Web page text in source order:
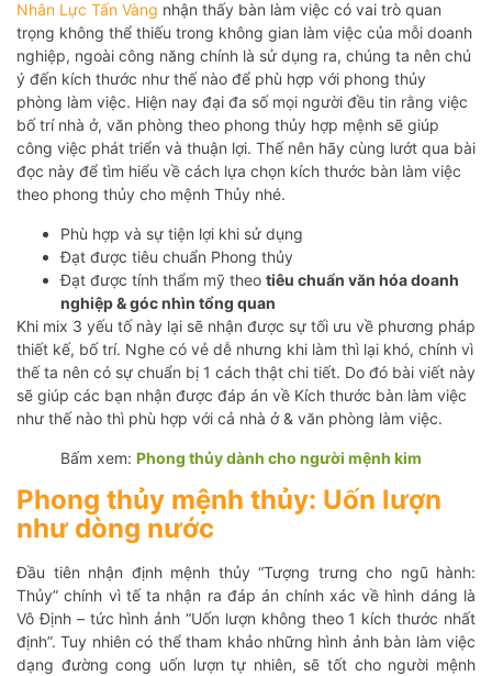
Nhân Lực Tấn Vàng nhận thấy bàn làm việc có vai trò quan
trọng không thể thiếu trong không gian làm việc của mỗi doanh
nghiệp, ngoài công năng chính là sử dụng ra, chúng ta nên chú
ý đến kích thước như thế nào để phù hợp với phong thủy
phòng làm việc. Hiện nay đại đa số mọi người đều tin rằng việc
bố trí nhà ở, văn phòng theo phong thủy hợp mệnh sẽ giúp
công việc phát triển và thuận lợi. Thế nên hãy cùng lướt qua bài
đọc này để tìm hiểu về cách lựa chọn kích thước bàn làm việc
theo phong thủy cho mệnh Thủy nhé.
Phù hợp và sự tiện lợi khi sử dụng
Đạt được tiêu chuẩn Phong thủy
Đạt được tính thẩm mỹ theo tiêu chuẩn văn hóa doanh
nghiệp & góc nhìn tổng quan
Khi mix 3 yếu tố này lại sẽ nhận được sự tối ưu về phương pháp
thiết kế, bố trí. Nghe có vẻ dễ nhưng khi làm thì lại khó, chính vì
thế ta nên có sự chuẩn bị 1 cách thật chi tiết. Do đó bài viết này
sẽ giúp các bạn nhận được đáp án về Kích thước bàn làm việc
như thế nào thì phù hợp với cả nhà ở & văn phòng làm việc.
Bấm xem: Phong thủy dành cho người mệnh kim
Phong thủy mệnh thủy: Uốn lượn
như dòng nước
Đầu tiên nhận định mệnh thủy “Tượng trưng cho ngũ hành:
Thủy” chính vì tế ta nhận ra đáp án chính xác về hình dáng là
Vô Định – tức hình ảnh “Uốn lượn không theo 1 kích thước nhất
định”. Tuy nhiên có thể tham khảo những hình ảnh bàn làm việc
dạng đường cong uốn lượn tự nhiên, sẽ tốt cho người mệnh